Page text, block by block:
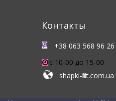
Контакты
+38 063 568 96 26
c 10-00 до 15-00
shapki-flirt.com.ua